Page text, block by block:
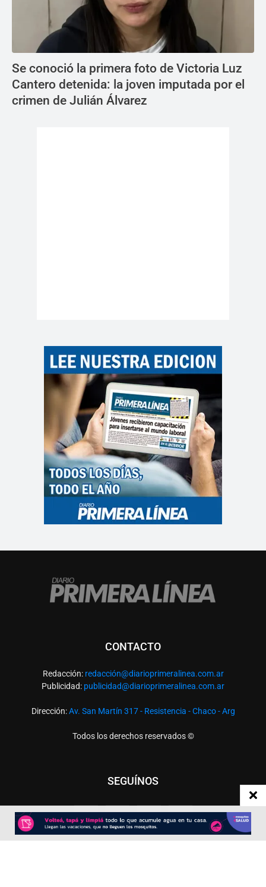
Se conoció la primera foto de Victoria Luz
Cantero detenida: la joven imputada por el
crimen de Julián Álvarez
CONTACTO
Redacción: redacción@diarioprimeralinea.com.ar
Publicidad: publicidad@diarioprimeralinea.com.ar
Dirección:Av. San Martín 317 - Resistencia - Chaco - Arg
Todos los derechos reservados ©
SEGUÍNOS